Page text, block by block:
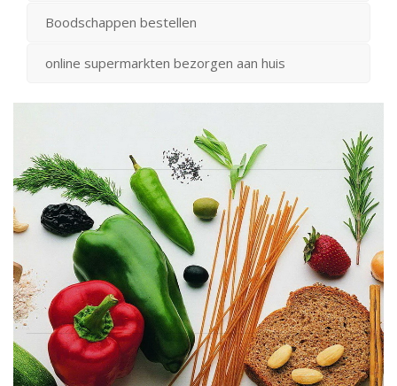
Boodschappen bestellen
online supermarkten bezorgen aan huis